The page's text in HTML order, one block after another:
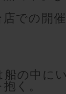
店での開
の中に
く。